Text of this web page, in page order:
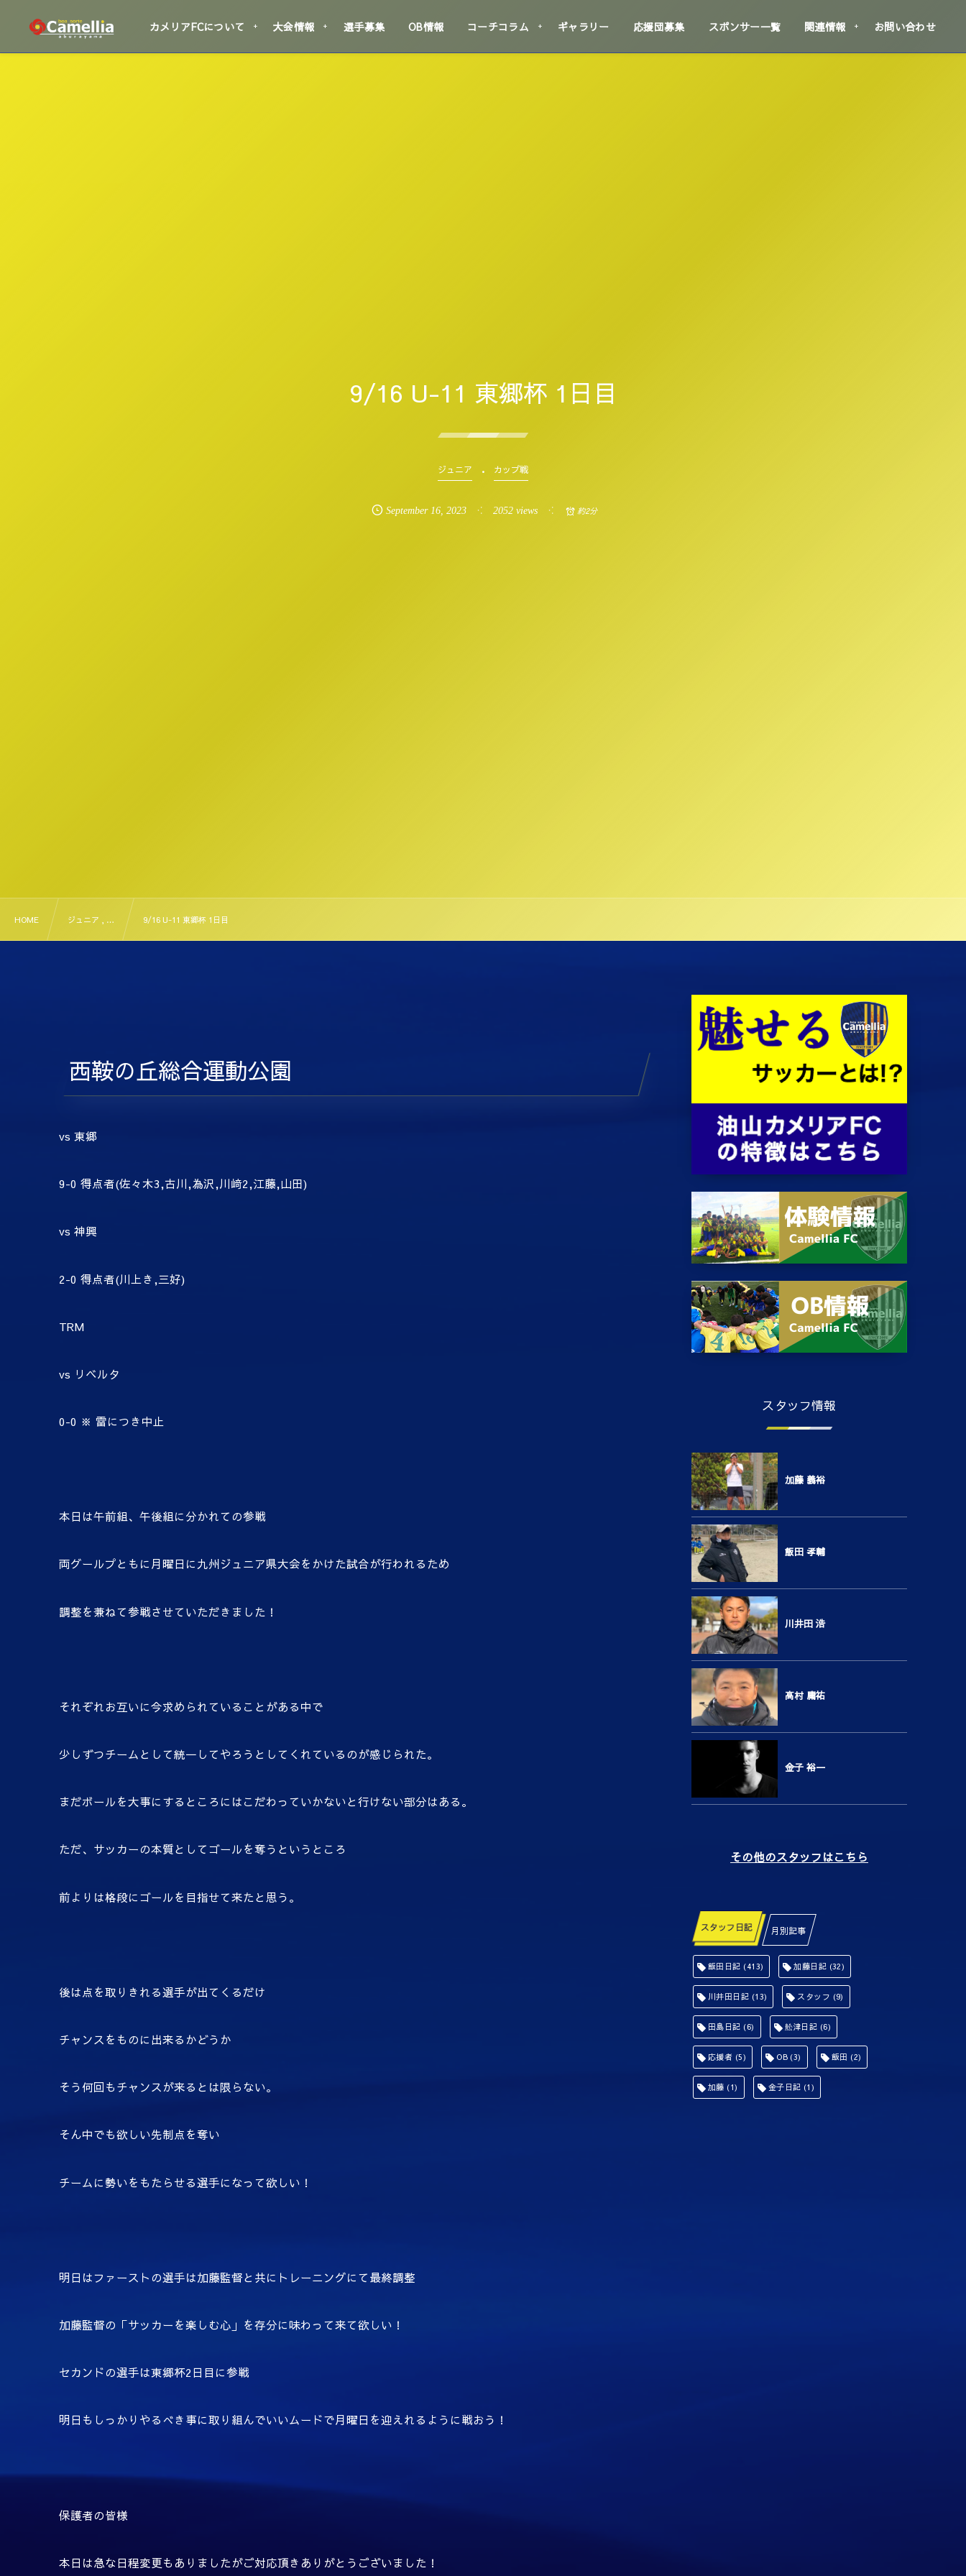
カメリアFCについて 大会情報 選手募集 OB情報 コーチコラム ギャラリー 応援団募集 スポンサー一覧 関連情報 お問い合わせ
9/16 U-11 東郷杯 1日目
ジュニア カップ戦
September 16, 2023 2052 views 約2分
HOME ジュニア , … 9/16 U-11 東郷杯 1日目
西鞍の丘総合運動公園
vs 東郷
9-0 得点者(佐々木3,古川,為沢,川﨑2,江藤,山田)
vs 神興
2-0 得点者(川上き,三好)
TRM
vs リベルタ
0-0 ※ 雷につき中止
本日は午前組、午後組に分かれての参戦
両グールプともに月曜日に九州ジュニア県大会をかけた試合が行われるため
調整を兼ねて参戦させていただきました！
それぞれお互いに今求められていることがある中で
少しずつチームとして統一してやろうとしてくれているのが感じられた。
まだボールを大事にするところにはこだわっていかないと行けない部分はある。
ただ、サッカーの本質としてゴールを奪うというところ
前よりは格段にゴールを目指せて来たと思う。
後は点を取りきれる選手が出てくるだけ
チャンスをものに出来るかどうか
そう何回もチャンスが来るとは限らない。
そん中でも欲しい先制点を奪い
チームに勢いをもたらせる選手になって欲しい！
明日はファーストの選手は加藤監督と共にトレーニングにて最終調整
加藤監督の「サッカーを楽しむ心」を存分に味わって来て欲しい！
セカンドの選手は東郷杯2日目に参戦
明日もしっかりやるべき事に取り組んでいいムードで月曜日を迎えれるように戦おう！
保護者の皆様
本日は急な日程変更もありましたがご対応頂きありがとうございました！
スタッフ情報
加藤 義裕
飯田 孝輔
川井田 浩
高村 庸祐
金子 裕一
その他のスタッフはこちら
スタッフ日記 月別記事
飯田日記 (413) 加藤日記 (32)
川井田日記 (13) スタッフ (9)
田島日記 (6) 舩津日記 (6)
応援者 (5) OB(3) 飯田 (2)
加藤 (1) 金子日記 (1)